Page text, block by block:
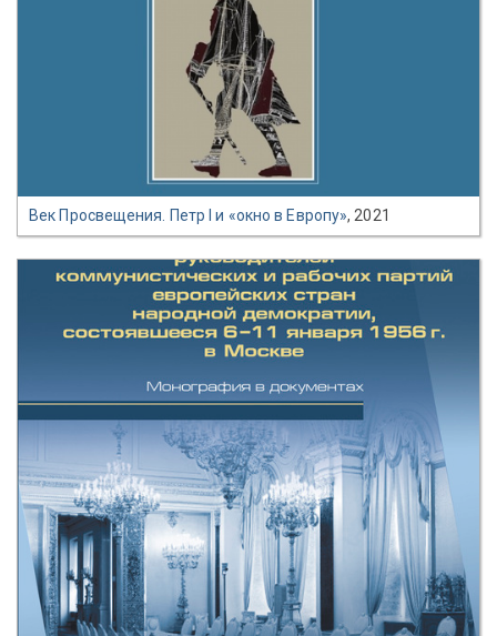
Век Просвещения. Петр I и «окно в Европу», 2021